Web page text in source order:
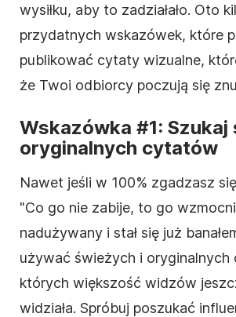
wysiłku, aby to zadziałało. Oto
przydatnych wskazówek, które
publikować cytaty wizualne,
że Twoi odbiorcy poczują się
Wskazówka #1: Szukaj
oryginalnych cytatów
Nawet jeśli w 100% zgadzasz
"Co go nie zabije, to go
nadużywany i stał się już
używać świeżych i oryginalnych
których większość widzów
widziała. Spróbuj poszukać